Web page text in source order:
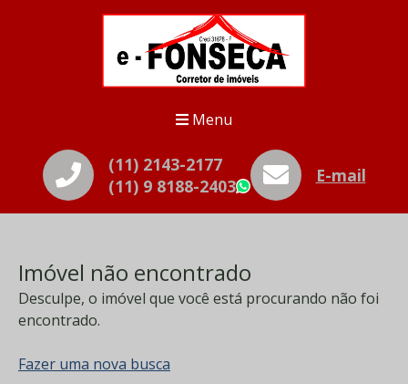
Menu
(11) 2143-2177
(11) 9 8188-2403
WhatsApp
E-mail
Imóvel não encontrado
Desculpe, o imóvel que você está procurando não foi
encontrado.
Fazer uma nova busca